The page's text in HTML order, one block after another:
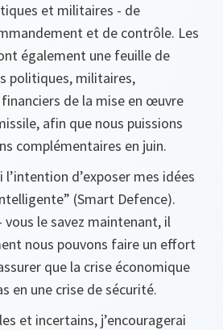
et militaires - de
et de contrôle. Les
également une feuille de
politiques, militaires,
de la mise en œuvre
afin que nous puissions
complémentaires en juin.
l’intention d’exposer mes idées
(Smart Defence).
vous le savez maintenant, il
nous pouvons faire un effort
que la crise économique
en une crise de sécurité.
et incertains, j’encouragerai